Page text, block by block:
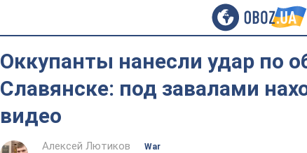
Оккупанты нанесли удар по
Славянске: под завалами
видео
Алексей Лютиков
War